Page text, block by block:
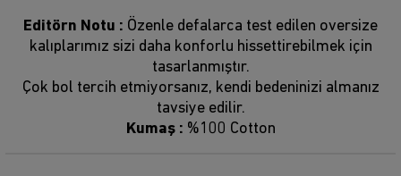
Editörn Notu : Özenle defalarca test edilen oversize
kalıplarımız sizi daha konforlu hissettirebilmek için
tasarlanmıştır.
Çok bol tercih etmiyorsanız, kendi bedeninizi almanız
tavsiye edilir.
Kumaş : %100 Cotton